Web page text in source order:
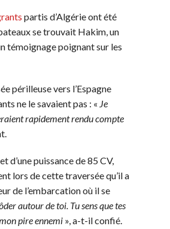
partis d’Algérie ont été
se trouvait Hakim, un
témoignage poignant sur les
périlleuse vers l’Espagne
ne le savaient pas : « Je
rapidement rendu compte
d’une puissance de 85 CV,
lors de cette traversée qu’il a
de l’embarcation où il se
autour de toi. Tu sens que tes
pire ennemi », a-t-il confié.